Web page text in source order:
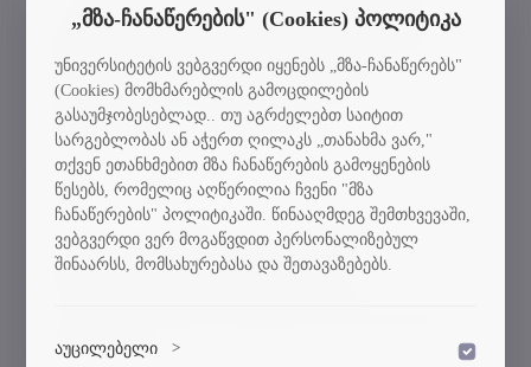
აკადემიის აკადემიკოსი; ტარიელ კვიციანი -
მექანიკის და მშენებლობის ტექნიკური
ექსპერტიზის #101 დეპარტამენტის
ხელმძღვანელი, პროფესორი;
ჯუმბერ იოსებიძე
— სტუ-ის სატრანსპორტო სისტემებისა და
მექანიკის ინჟინერიის ფაკულტეტის
პროფესორი;
„მზა-ჩანაწერების" (Cookies) პოლიტიკა
უნივერსიტეტის ვებგვერდი იყენებს „მზა-ჩანაწერებს"
(Cookies) მომხმარებლის გამოცდილების
გასაუმჯობესებლად.. თუ აგრძელებთ საიტით
სარგებლობას ან აჭერთ ღილაკს „თანახმა ვარ,"
თქვენ ეთანხმებით მზა ჩანაწერების გამოყენების
წესებს, რომელიც აღწერილია ჩვენი "მზა
ჩანაწერების" პოლიტიკაში. წინააღმდეგ შემთხვევაში,
ვებგვერდი ვერ მოგაწვდით პერსონალიზებულ
შინაარსს, მომსახურებასა და შეთავაზებებს.
აუცილებელი >
დაშვება